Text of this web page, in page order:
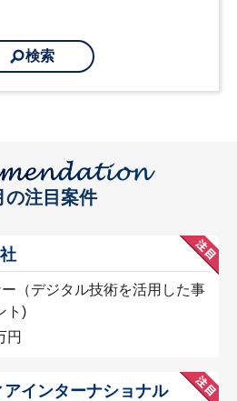
の注目案件
（デジタル技術を活用した事
ト)
円
インターナショナル